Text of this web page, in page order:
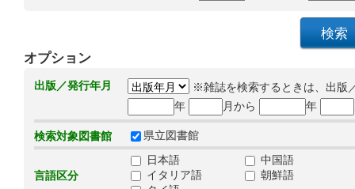
オプション
出版／発行年月
※雑誌を検索するときは、出版
年
月から 年
検索対象図書館 県立図書館
言語区分
日本語
中国語
イタリア語
朝鮮語